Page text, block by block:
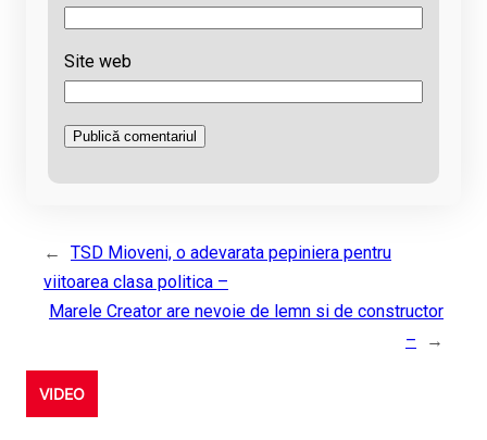
Site web
←
TSD Mioveni, o adevarata pepiniera pentru
viitoarea clasa politica –
Marele Creator are nevoie de lemn si de constructor
–
→
VIDEO